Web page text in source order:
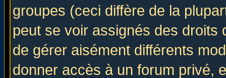
groupes (ceci diffère de la
peut se voir assignés des
de gérer aisément différents
donner accès à un forum privé,